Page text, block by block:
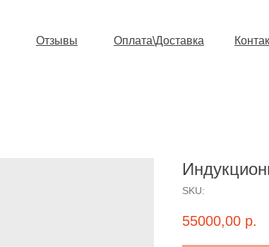
Отзывы Оплата\Доставка
SKU:
55000,00 р.